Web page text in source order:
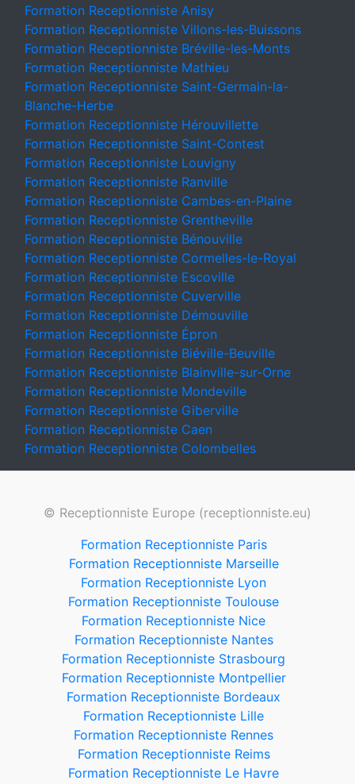
Formation Receptionniste Anisy
Formation Receptionniste Villons-les-Buissons
Formation Receptionniste Bréville-les-Monts
Formation Receptionniste Mathieu
Formation Receptionniste Saint-Germain-la-
Blanche-Herbe
Formation Receptionniste Hérouvillette
Formation Receptionniste Saint-Contest
Formation Receptionniste Louvigny
Formation Receptionniste Ranville
Formation Receptionniste Cambes-en-Plaine
Formation Receptionniste Grentheville
Formation Receptionniste Bénouville
Formation Receptionniste Cormelles-le-Royal
Formation Receptionniste Escoville
Formation Receptionniste Cuverville
Formation Receptionniste Démouville
Formation Receptionniste Épron
Formation Receptionniste Biéville-Beuville
Formation Receptionniste Blainville-sur-Orne
Formation Receptionniste Mondeville
Formation Receptionniste Giberville
Formation Receptionniste Caen
Formation Receptionniste Colombelles
© Receptionniste Europe (receptionniste.eu)
Formation Receptionniste Paris
Formation Receptionniste Marseille
Formation Receptionniste Lyon
Formation Receptionniste Toulouse
Formation Receptionniste Nice
Formation Receptionniste Nantes
Formation Receptionniste Strasbourg
Formation Receptionniste Montpellier
Formation Receptionniste Bordeaux
Formation Receptionniste Lille
Formation Receptionniste Rennes
Formation Receptionniste Reims
Formation Receptionniste Le Havre